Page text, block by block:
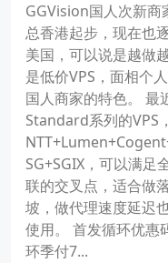
GGVision国人次新商
总香港起步，现在也
美国，可以说是越做
是低价VPS，面相个
国人商家的特色。 最
Standard系列的VPS
SG+SGIX，可以满足
联的交叉点，适合做
坡，做代理速度延迟
使用。 首发循环优
环季付7...